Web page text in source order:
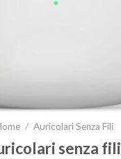
/ Auricolari Senza Fili
senza fili